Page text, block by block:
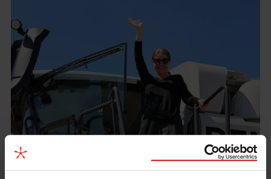
Artiklar
Så är det att jobba som konsult